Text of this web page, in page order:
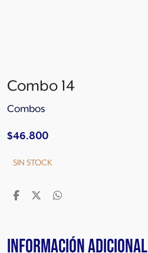
Combo 14
Combos
$46.800
SIN STOCK
Información adicional